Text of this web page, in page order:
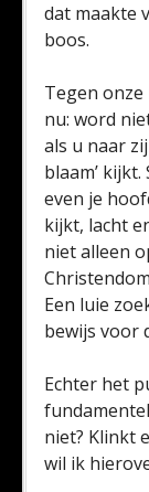
dat maakte
boos.
Tegen
nu: word
als u naar
blaam’
even je
kijkt, lacht
niet alleen
Een luie
bewijs voor
Echter het
niet? Klinkt
wil ik